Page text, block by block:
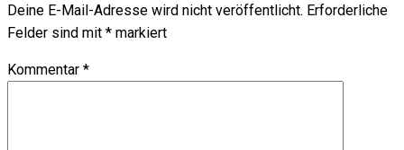
Deine E-Mail-Adresse wird nicht veröffentlicht. Erforderliche
Felder sind mit * markiert
Kommentar *